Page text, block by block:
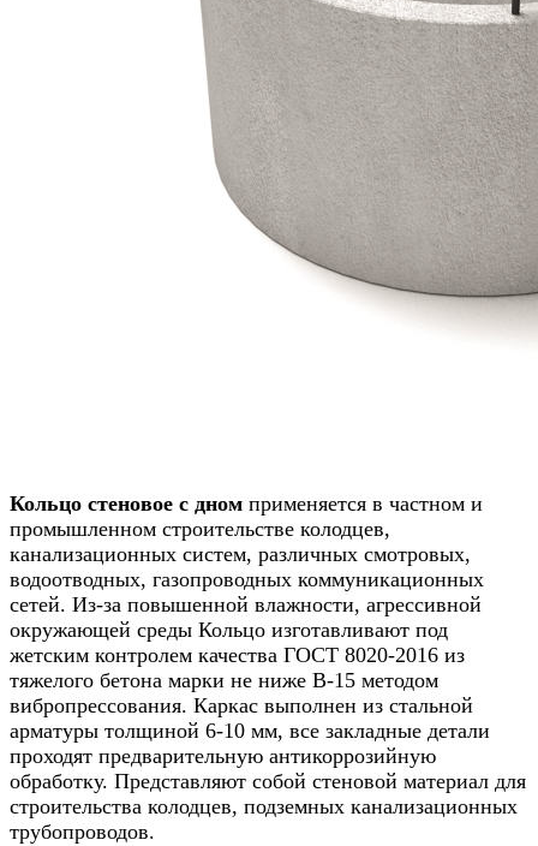
Кольцо стеновое с дном применяется в частном и
промышленном строительстве колодцев,
канализационных систем, различных смотровых,
водоотводных, газопроводных коммуникационных
сетей. Из-за повышенной влажности, агрессивной
окружающей среды Кольцо изготавливают под
жетским контролем качества ГОСТ 8020-2016 из
тяжелого бетона марки не ниже B-15 методом
вибропрессования. Каркас выполнен из стальной
арматуры толщиной 6-10 мм, все закладные детали
проходят предварительную антикоррозийную
обработку. Представляют собой стеновой материал для
строительства колодцев, подземных канализационных
трубопроводов.